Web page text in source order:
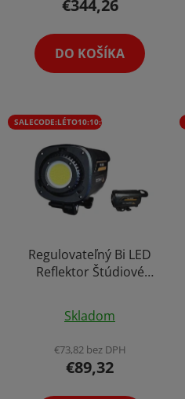
€344,26
DO KOŠÍKA
SALECODE:LÉTO10:10:%
Regulovateľný Bi LED
Reflektor Štúdiové
Štúdio Bowens Mount
150W Diaľkové
Skladom
€73,82 bez DPH
€89,32